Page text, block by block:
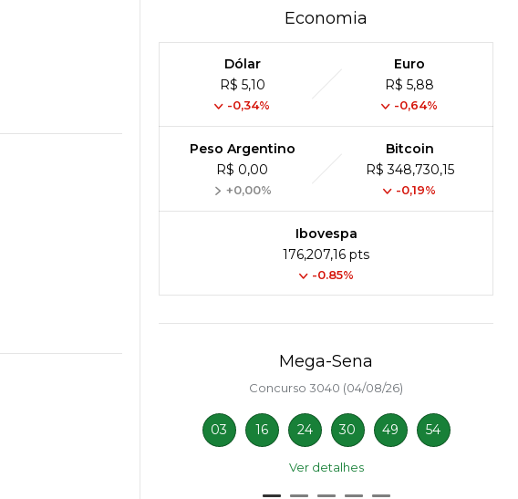
Economia
Dólar
R$ 5,10
-0,34%
Euro
R$ 5,88
-0,64%
Peso Argentino
R$ 0,00
+0,00%
Bitcoin
R$ 348,730,15
-0,19%
Ibovespa
176,207,16 pts
-0.85%
Mega-Sena
Concurso 3040 (04/08/26)
03 16 24 30 49 54
Ver detalhes